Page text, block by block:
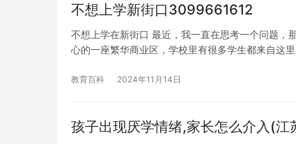
不想上学新街口3099661612
不想上学在新街口 最近，我一直在思考一个问题，
心的一座繁华商业区，学校里有很多学生都来自这
教育百科 2024年11月14日
孩子出现厌学情绪,家长怎么介入(江